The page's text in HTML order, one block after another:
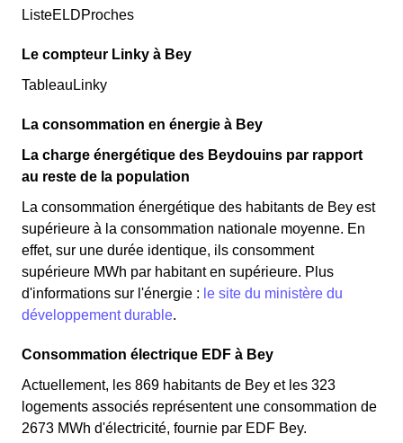
ListeELDProches
Le compteur Linky à Bey
TableauLinky
La consommation en énergie à Bey
La charge énergétique des Beydouins par rapport
au reste de la population
La consommation énergétique des habitants de Bey est
supérieure à la consommation nationale moyenne. En
effet, sur une durée identique, ils consomment
supérieure MWh par habitant en supérieure. Plus
d'informations sur l'énergie : le site du ministère du
développement durable.
Consommation électrique EDF à Bey
Actuellement, les 869 habitants de Bey et les 323
logements associés représentent une consommation de
2673 MWh d'électricité, fournie par EDF Bey.